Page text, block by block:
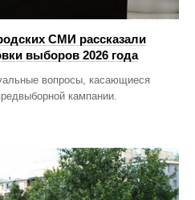
СМИ рассказали
выборов 2026 года
вопросы, касающиеся
кампании.